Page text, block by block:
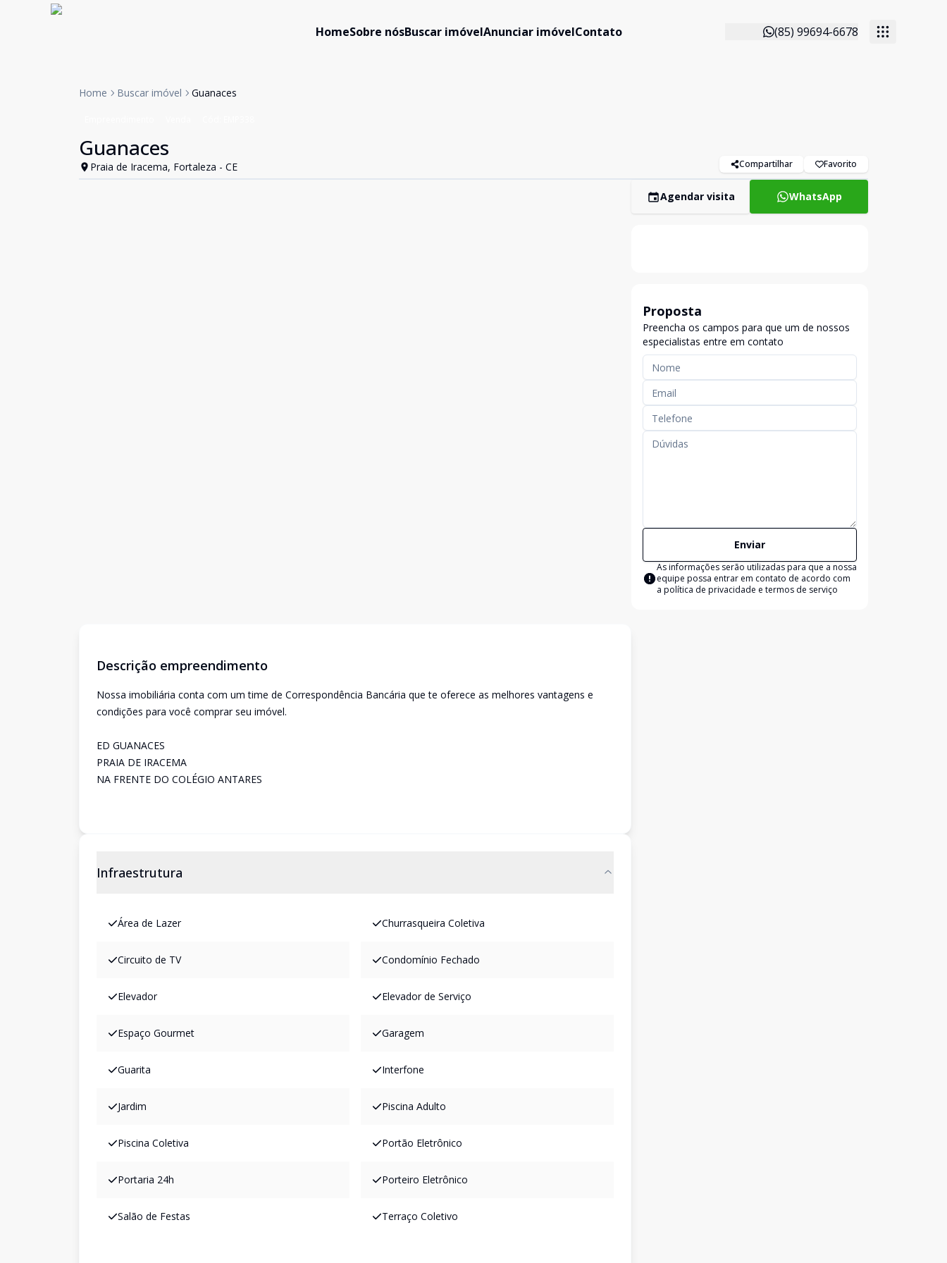
HomeSobre nósBuscar imóvelAnunciar imóvelContato (85) 99694-6678
Home Buscar imóvel Guanaces
Guanaces
Praia de Iracema, Fortaleza - CE Compartilhar Favorito
Descrição empreendimento
Nossa imobiliária conta com um time de Correspondência Bancária que te oferece as melhores vantagens e
condições para você comprar seu imóvel.
ED GUANACES
PRAIA DE IRACEMA
NA FRENTE DO COLÉGIO ANTARES
Infraestrutura
Área de Lazer Churrasqueira Coletiva
Circuito de TV Condomínio Fechado
Elevador Elevador de Serviço
Espaço Gourmet Garagem
Guarita Interfone
Jardim Piscina Adulto
Piscina Coletiva Portão Eletrônico
Portaria 24h Porteiro Eletrônico
Salão de Festas Terraço Coletivo
Agendar visita WhatsApp
Proposta
Preencha os campos para que um de nossos
especialistas entre em contato
Enviar
As informações serão utilizadas para que a nossa
equipe possa entrar em contato de acordo com
a política de privacidade e termos de serviço